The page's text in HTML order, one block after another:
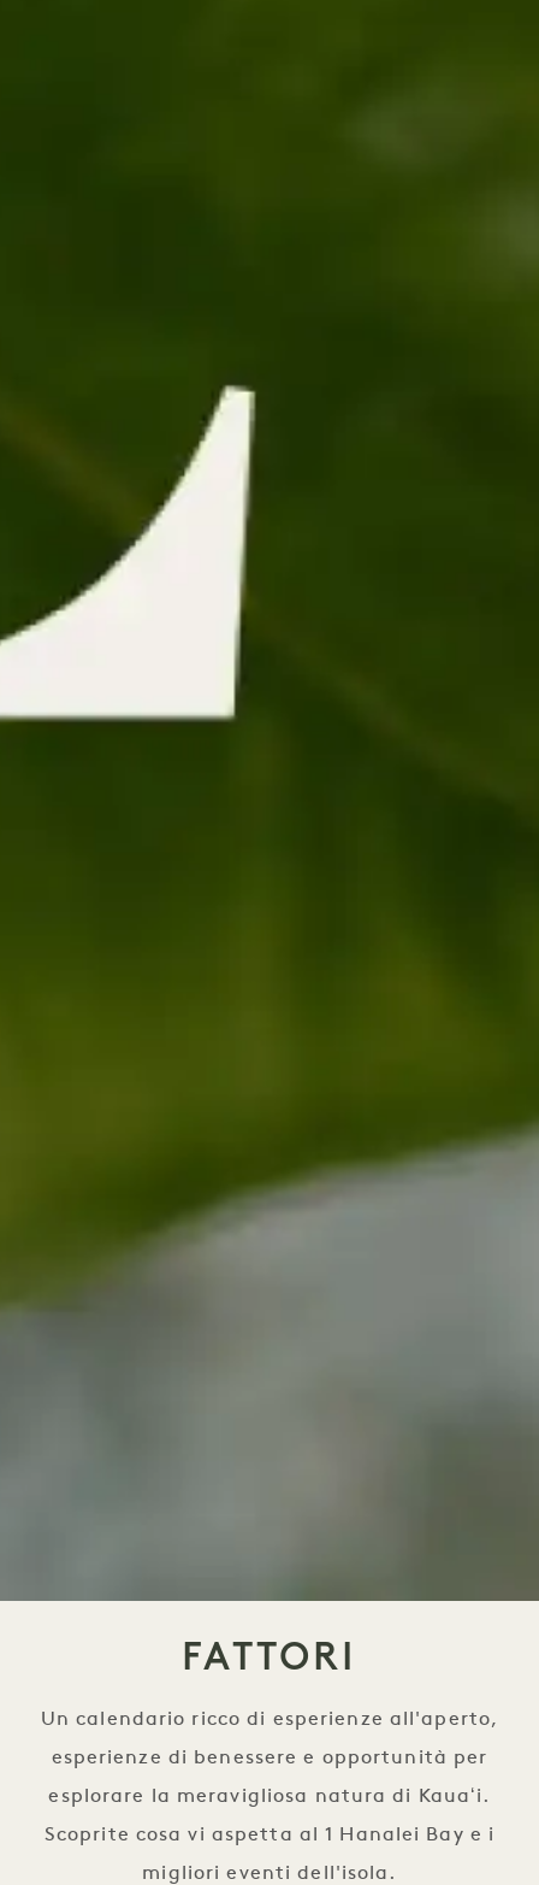
FATTORI
Un calendario ricco di esperienze all'aperto,
esperienze di benessere e opportunità per
esplorare la meravigliosa natura di Kauaʻi.
Scoprite cosa vi aspetta al 1 Hanalei Bay e i
migliori eventi dell'isola.